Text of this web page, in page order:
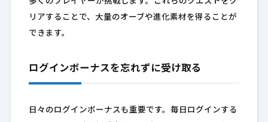
リアすることで、大量のオーブや進化素材を得ることが
できます。
ログインボーナスを忘れずに受け取る
日々のログインボーナスも重要です。毎日ログインする